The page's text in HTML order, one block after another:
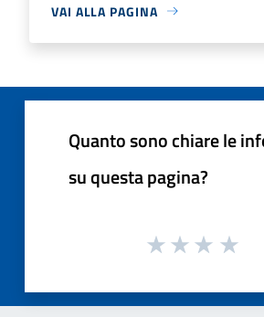
VAI ALLA PAGINA
Quanto sono chiare le
su questa pagina?